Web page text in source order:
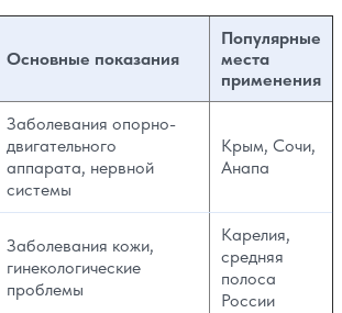
Основные показания
Популярные
места
применения
Заболевания опорно-
двигательного
аппарата, нервной
системы
Крым, Сочи,
Анапа
Заболевания кожи,
гинекологические
проблемы
Карелия,
средняя
полоса
России